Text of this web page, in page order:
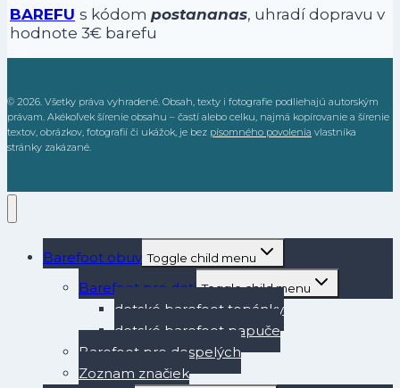
BAREFU s kódom postananas, uhradí dopravu v
hodnote 3€ barefu
© 2026. Všetky práva vyhradené. Obsah, texty i fotografie podliehajú autorským
právam. Akékoľvek šírenie obsahu – častí alebo celku, najmä kopírovanie a šírenie
textov, obrázkov, fotografií či ukážok, je bez písomného povolenia vlastníka
stránky zakázané.
Barefoot obuv Toggle child menu
Barefoot pre deti Toggle child menu
detské barefoot topánky
detské barefoot papuče
Barefoot pre dospelých
Zoznam značiek